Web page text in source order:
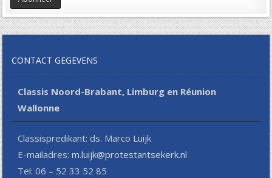
CONTACT GEGEVENS
Classis Noord-Brabant, Limburg en Réunion
Wallonne
Classispredikant: ds. Marco Luijk
E-mailadres:m.luijk@protestantsekerk.nl
Tel: 06 – 52 33 52 85